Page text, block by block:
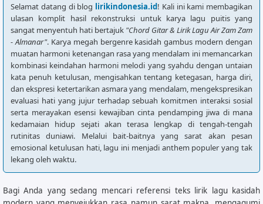
Selamat datang di blog lirikindonesia.id! Kali ini kami membagikan
ulasan komplit hasil rekonstruksi untuk karya lagu puitis yang
sangat menyentuh hati bertajuk "Chord Gitar & Lirik Lagu Air Zam Zam
- Almanar". Karya megah bergenre kasidah gambus modern dengan
muatan harmoni ketenangan rasa yang mendalam ini memancarkan
kombinasi keindahan harmoni melodi yang syahdu dengan untaian
kata penuh ketulusan, mengisahkan tentang ketegasan, harga diri,
dan ekspresi ketertarikan asmara yang mendalam, mengekspresikan
evaluasi hati yang jujur terhadap sebuah komitmen interaksi sosial
serta merayakan esensi kewajiban cinta pendamping jiwa di mana
kedamaian hidup sejati akan terasa lengkap di tengah-tengah
rutinitas duniawi. Melalui bait-baitnya yang sarat akan pesan
emosional ketulusan hati, lagu ini menjadi anthem populer yang tak
lekang oleh waktu.
Bagi Anda yang sedang mencari referensi teks lirik lagu kasidah